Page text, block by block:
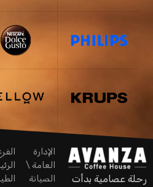
رحلة عصامية بدأت
الإدارة
العامة \
الصيانة